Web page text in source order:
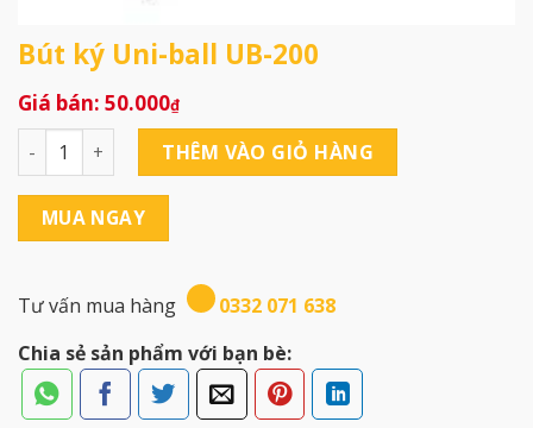
Bút ký Uni-ball UB-200
50.000₫
Bút ký Uni-ball UB-200 số lượng
THÊM VÀO GIỎ HÀNG
MUA NGAY
Tư vấn mua hàng
0332 071 638
Chia sẻ sản phẩm với bạn bè: